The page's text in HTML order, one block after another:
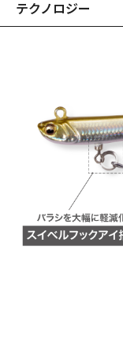
テクノロジー